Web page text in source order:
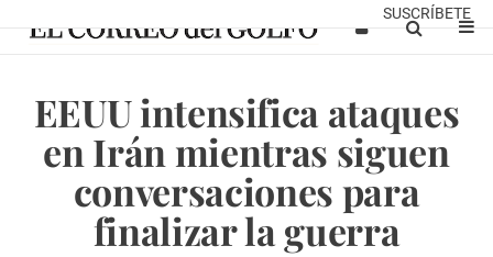
SUSCRÍBETE
EEUU intensifica ataques
en Irán mientras siguen
conversaciones para
finalizar la guerra